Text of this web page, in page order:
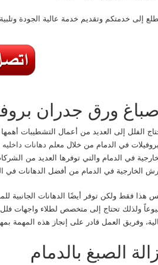
إلى خدمتكم وتقديم خدمة عالية الجودة
ورق جدران
الفلل إلى العديد من أعمال التشطيبات
في الدمام من خلال معلم دهانات داخليه
في الدمام والتي توفرها العديد من
الخارجية في الدمام من أفضل الدهانات في
هذا فقط ولكن توفر أيضًا الدهانات الجانبية
ولذلك تحتاج إلى متخصص لطلاء واجهات فلل
وفريق العمل قادر على إنجاز هذه المهمة
الصبغ بالدمام